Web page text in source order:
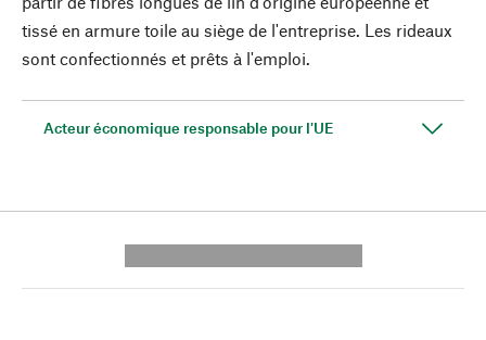
tissé en armure toile au siège de l'entreprise. Les rideaux
sont confectionnés et prêts à l'emploi.
Acteur économique responsable pour l'UE